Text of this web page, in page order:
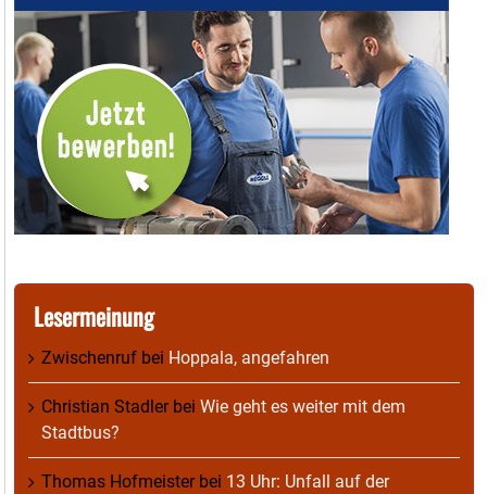
Lesermeinung
Zwischenruf bei Hoppala, angefahren
Christian Stadlerbei Wie geht es weiter mit dem
Stadtbus?
Thomas Hofmeisterbei 13 Uhr: Unfall auf der